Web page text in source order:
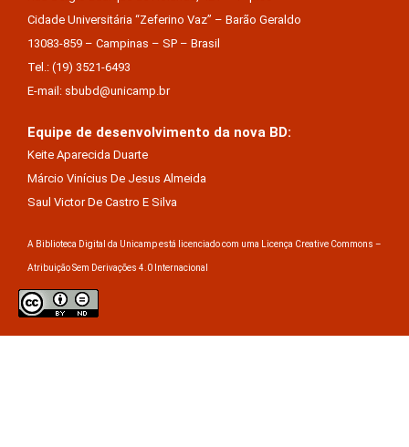
Cidade Universitária “Zeferino Vaz” – Barão Geraldo
13083-859 – Campinas – SP – Brasil
Tel.: (19) 3521-6493
E-mail: sbubd@unicamp.br
Equipe de desenvolvimento da nova BD:
Keite Aparecida Duarte
Márcio Vinícius De Jesus Almeida
Saul Victor De Castro E Silva
A Biblioteca Digital da Unicamp está licenciado com uma Licença Creative Commons –
Atribuição Sem Derivações 4.0 Internacional